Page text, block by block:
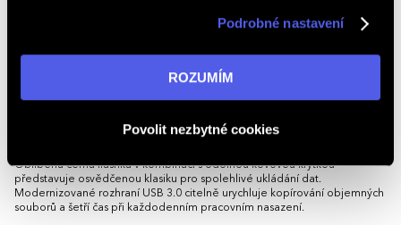
v reklamní síti na ostatních webech. Kliknutím na tlačítko
informací navštivte naši stránkuzásadách ochrany
Podrobné nastavení
ROZUMÍM
Povolit nezbytné cookies
Díky malým rozměrům se snadno
logem a vytvořte efektivní reklamní předmět, který bude vaši značku
USB flash disk TWISTO USB 3.0 kombinuje rychlost, praktičnost a
eleganci, což z něj činí ideální volbu pro osobní i firemní využití.
Oblíbená černá flashka v kombinaci s odolnou kovovou krytkou
představuje osvědčenou klasiku pro spolehlivé ukládání dat.
Modernizované rozhraní USB 3.0 citelně urychluje kopírování objemných
souborů a šetří čas při každodenním pracovním nasazení.